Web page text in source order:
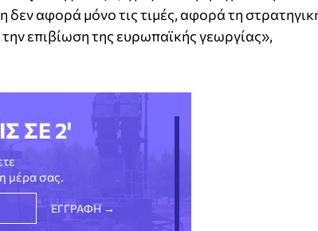
δεν αφορά μόνο τις τιμές, αφορά τη
επιβίωση της ευρωπαϊκής γεωργίας»,
ΣΕ 2'
μέρα σας.